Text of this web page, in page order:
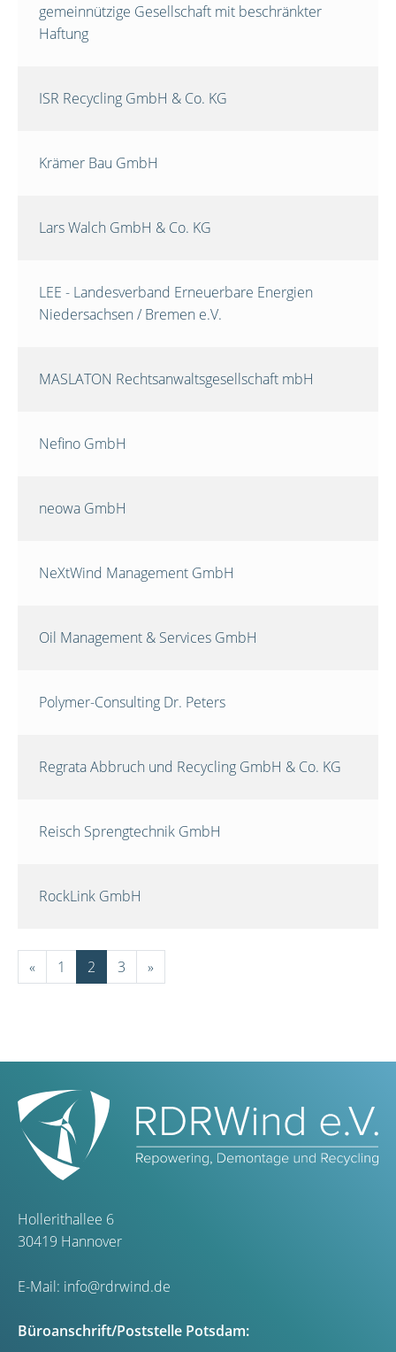
gemeinnützige Gesellschaft mit beschränkter
Haftung
ISR Recycling GmbH & Co. KG
Krämer Bau GmbH
Lars Walch GmbH & Co. KG
LEE - Landesverband Erneuerbare Energien
Niedersachsen / Bremen e.V.
MASLATON Rechtsanwaltsgesellschaft mbH
Nefino GmbH
neowa GmbH
NeXtWind Management GmbH
Oil Management & Services GmbH
Polymer-Consulting Dr. Peters
Regrata Abbruch und Recycling GmbH & Co. KG
Reisch Sprengtechnik GmbH
RockLink GmbH
« 1 2 3 »
Hollerithallee 6
30419 Hannover
E-Mail: info@rdrwind.de
Büroanschrift/Poststelle Potsdam: